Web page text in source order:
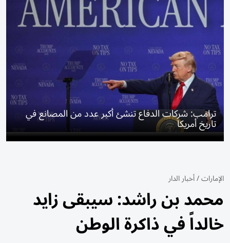
ترامب: شركات الدفاع تنشئ أكبر عدد من المصانع في
تاريخ أمريكا
الإمارات/أخبار الدار
محمد بن راشد: سيبقى زايد
خالداً في ذاكرة الوطن